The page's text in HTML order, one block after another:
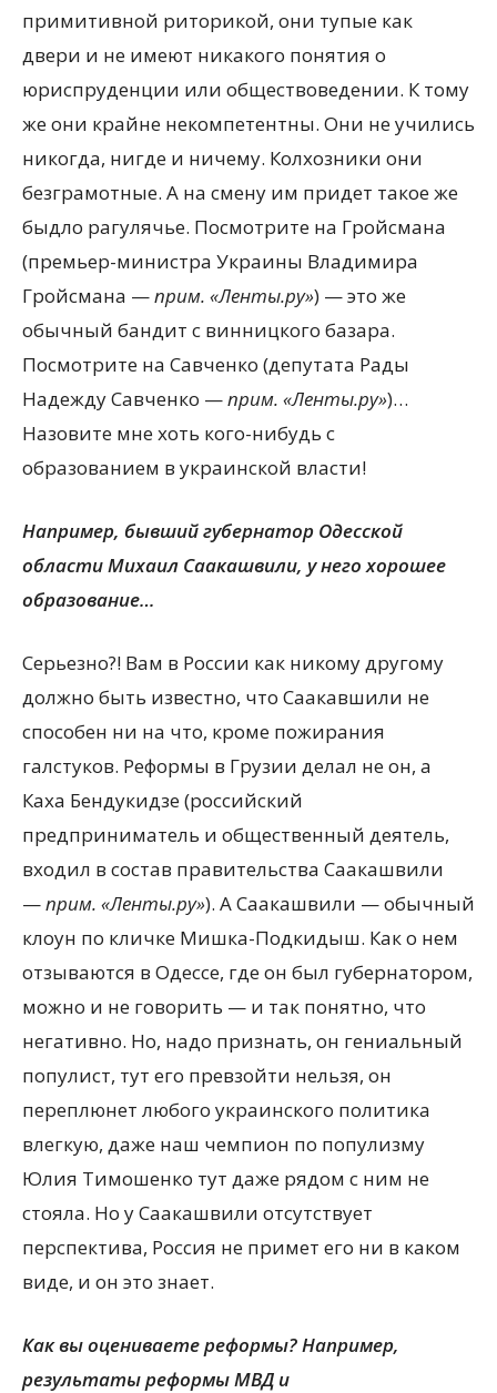
примитивной риторикой, они тупые как
двери и не имеют никакого понятия о
юриспруденции или обществоведении. К тому
же они крайне некомпетентны. Они не учились
никогда, нигде и ничему. Колхозники они
безграмотные. А на смену им придет такое же
быдло рагулячье. Посмотрите на Гройсмана
(премьер-министра Украины Владимира
Гройсмана —прим. «Ленты.ру») — это же
обычный бандит с винницкого базара.
Посмотрите на Савченко (депутата Рады
Надежду Савченко —прим. «Ленты.ру»)…
Назовите мне хоть кого-нибудь с
образованием в украинской власти!
Например, бывший губернатор Одесской
области Михаил Саакашвили, у него хорошее
образование…
Серьезно?! Вам в России как никому другому
должно быть известно, что Саакавшили не
способен ни на что, кроме пожирания
галстуков. Реформы в Грузии делал не он, а
Каха Бендукидзе (российский
предприниматель и общественный деятель,
входил в состав правительства Саакашвили
—прим. «Ленты.ру»). А Саакашвили — обычный
клоун по кличке Мишка-Подкидыш. Как о нем
отзываются в Одессе, где он был губернатором,
можно и не говорить — и так понятно, что
негативно. Но, надо признать, он гениальный
популист, тут его превзойти нельзя, он
переплюнет любого украинского политика
влегкую, даже наш чемпион по популизму
Юлия Тимошенко тут даже рядом с ним не
стояла. Но у Саакашвили отсутствует
перспектива, Россия не примет его ни в каком
виде, и он это знает.
Как вы оцениваете реформы? Например,
результаты реформы МВД и